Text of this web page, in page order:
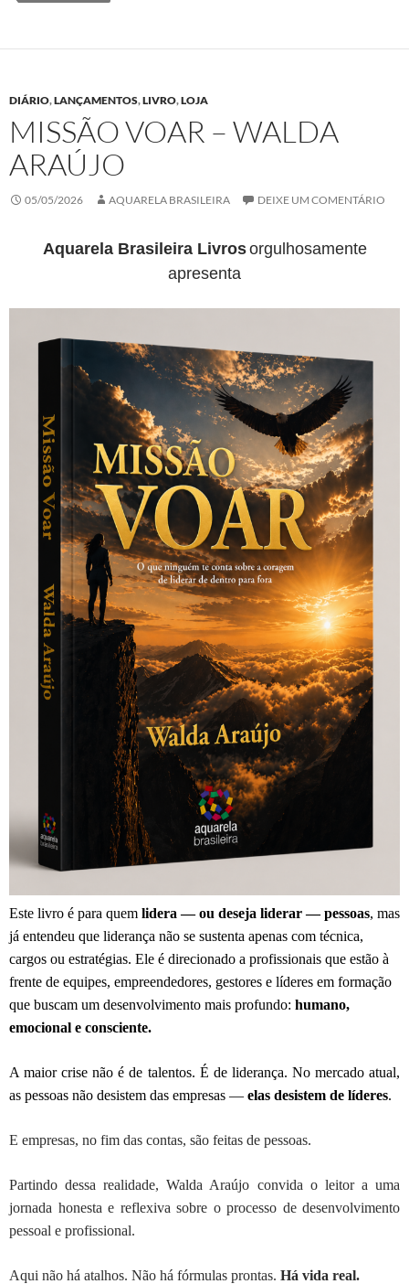
DIÁRIO,LANÇAMENTOS,LIVRO,LOJA
MISSÃO VOAR – WALDA
ARAÚJO
05/05/2026 AQUARELA BRASILEIRA DEIXE UM COMENTÁRIO
Aquarela Brasileira Livrosorgulhosamente
apresenta
Este livro é para quem lidera — ou deseja liderar — pessoas, mas
já entendeu que liderança não se sustenta apenas com técnica,
cargos ou estratégias. Ele é direcionado a profissionais que estão à
frente de equipes, empreendedores, gestores e líderes em formação
que buscam um desenvolvimento mais profundo: humano,
emocional e consciente.
A maior crise não é de talentos. É de liderança. No mercado atual,
as pessoas não desistem das empresas — elas desistem de líderes.
E empresas, no fim das contas, são feitas de pessoas.
Partindo dessa realidade, Walda Araújo convida o leitor a uma
jornada honesta e reflexiva sobre o processo de desenvolvimento
pessoal e profissional.
Aqui não há atalhos. Não há fórmulas prontas. Há vida real.